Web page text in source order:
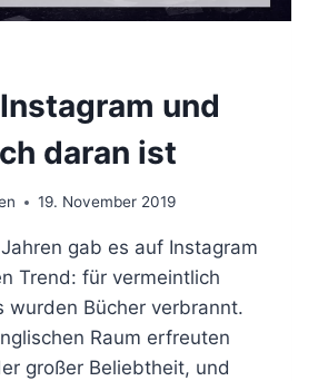
und
daran ist
19. November 2019
gab es auf Instagram
Trend: für vermeintlich
wurden Bücher verbrannt.
Raum erfreuten
großer Beliebtheit, und